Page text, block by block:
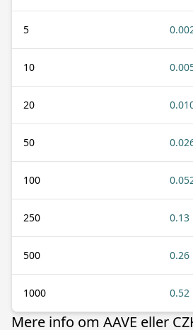
5
10
20
50
100
250 0.13
500 0.26
1000 0.52
Mere info om AAVE eller